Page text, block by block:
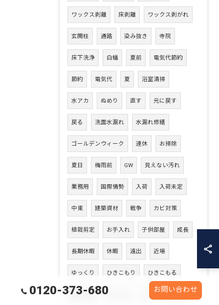
ワックス剥離 床剥離 ワックス剥がれ
玄関柱 通路 染み抜き 寺院
床下洗浄 白蟻 夏前 電気代節約
節約 電気代 夏 浴室清掃
水アカ ぬめり 直す 元に戻す
戻る 洗面水漏れ 水漏れ修繕
ゴールデンウィーク 連休 お掃除
夏日 梅雨前 GW 見えない汚れ
業務用 国際情勢 入荷 入荷未定
中東 建築資材 戦争 カビ対策
植栽剪定 お手入れ 子供部屋 成長
長期休暇 休暇 遠出 近場
ゆっくり ひきこもり ひきこもる
畳の入替 ささくれ 表替え
0120-373-680 お問い合わせ